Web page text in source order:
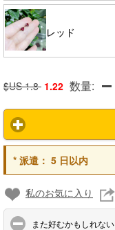
レッド
$US 1.8 1.22 数量:
*派遣： 5 日以内
私のお気に入り
また好むかもしれない